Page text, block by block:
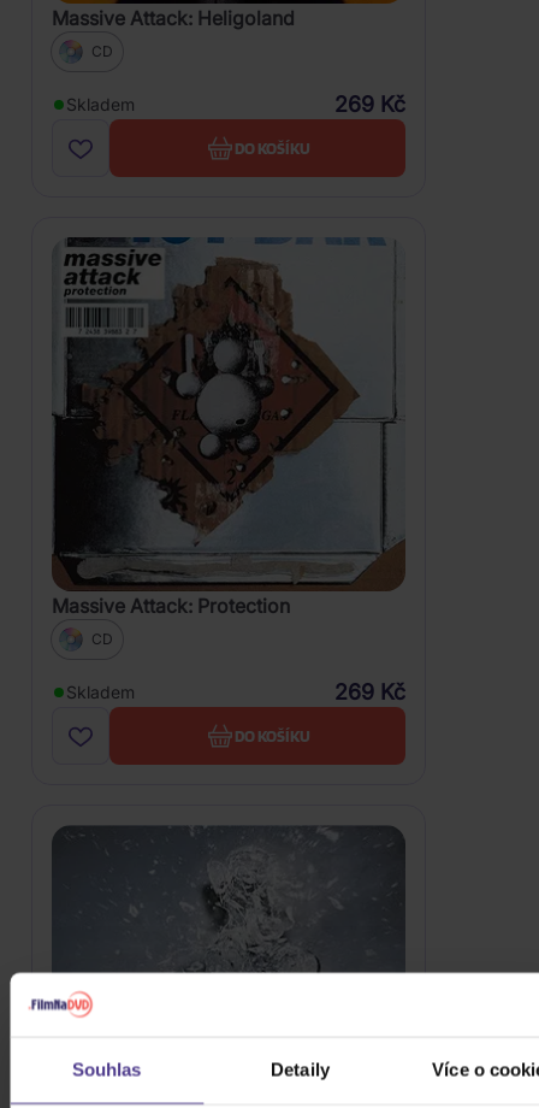
Souhlas Detaily Více o
Massive Attack: Heligoland
CD
Skladem 269 Kč
DO KOŠÍKU
Massive Attack: Protection
CD
Skladem 269 Kč
DO KOŠÍKU